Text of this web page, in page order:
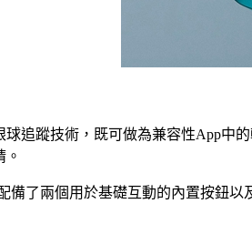
球追蹤技術，既可做為兼容性App
備了兩個用於基礎互動的內置按鈕